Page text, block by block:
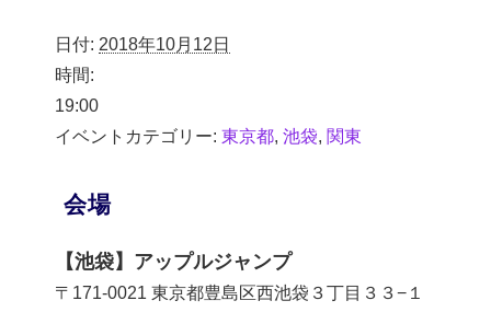
日付: 2018年10月12日
時間:
19:00
イベントカテゴリー: 東京都 池袋 関東
会場
【池袋】アップルジャンプ
〒171-0021 東京都豊島区西池袋３丁目３３−１